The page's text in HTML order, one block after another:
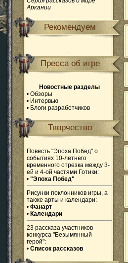
Аркании
Рекомендуем
Пресса об игре
Новостные разделы
• Обзоры
• Интервью
• Блоги разработчиков
Творчество
Повесть "Эпоха Побед" о
событиях 10-летнего
временного отрезка между 3-
ей и 4-ой частями Готики:
• "Эпоха Побед"
Рисунки поклонников игры, а
также арты и календари:
• Фанарт
• Календари
23 рассказа участников
конкурса "Безымянный
герой":
• Список рассказов